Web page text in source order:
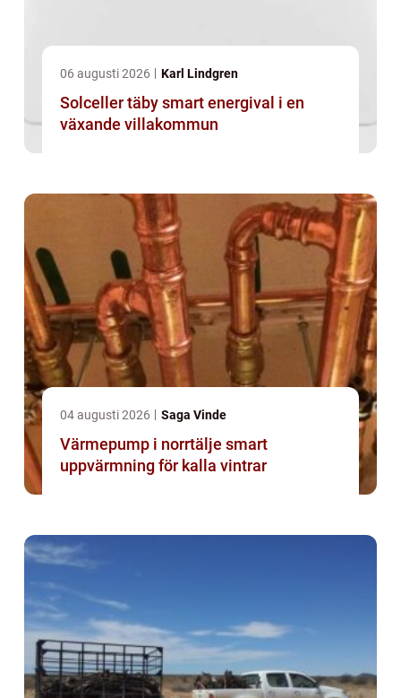
06 augusti 2026 Karl Lindgren
Solceller täby smart energival i en
växande villakommun
04 augusti 2026 Saga Vinde
Värmepump i norrtälje smart
uppvärmning för kalla vintrar